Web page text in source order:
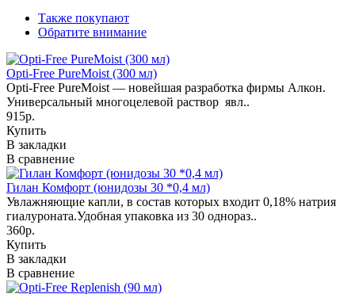
Также покупают
Обратите внимание
Opti-Free PureMoist (300 мл)
Opti-Free PureMoist — новейшая разработка фирмы Алкон.
Универсальный многоцелевой раствор явл..
915р.
Купить
В закладки
В сравнение
Гилан Комфорт (юнидозы 30 *0,4 мл)
Увлажняющие капли, в состав которых входит 0,18% натрия
гиалуроната.Удобная упаковка из 30 однораз..
360р.
Купить
В закладки
В сравнение